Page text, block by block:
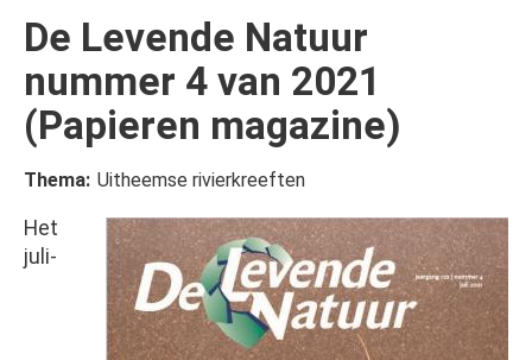
De Levende Natuur
nummer 4 van 2021
(Papieren magazine)
Thema Uitheemse rivierkreeften
Afbeelding
Het
juli-